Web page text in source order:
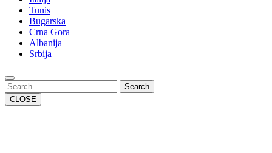
Tunis
Bugarska
Crna Gora
Albanija
Srbija
Close
Button
Search
CLOSE